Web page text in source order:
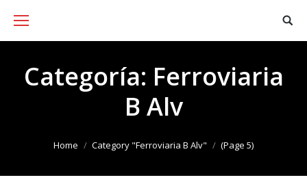
Categoría: Ferroviaria
B Alv
Home Category "Ferroviaria B Alv" (Page 5)